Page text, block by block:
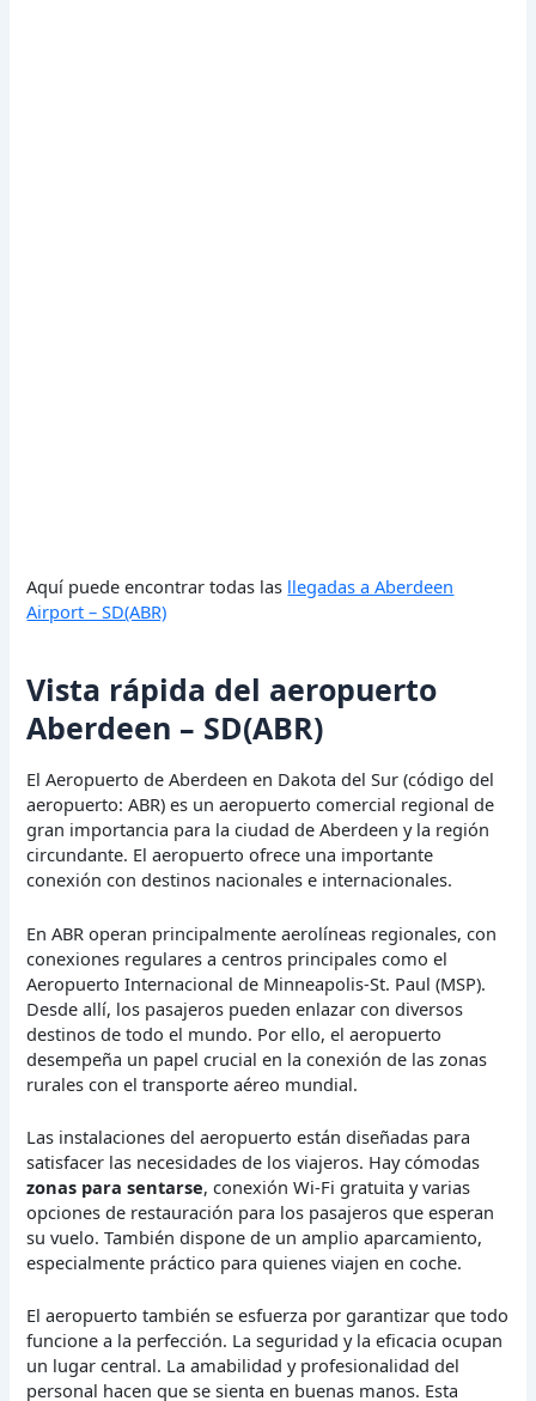
Aquí puede encontrar todas las llegadas a Aberdeen
Airport – SD(ABR)
Vista rápida del aeropuerto
Aberdeen – SD(ABR)
El Aeropuerto de Aberdeen en Dakota del Sur (código del
aeropuerto: ABR) es un aeropuerto comercial regional de
gran importancia para la ciudad de Aberdeen y la región
circundante. El aeropuerto ofrece una importante
conexión con destinos nacionales e internacionales.
En ABR operan principalmente aerolíneas regionales, con
conexiones regulares a centros principales como el
Aeropuerto Internacional de Minneapolis-St. Paul (MSP).
Desde allí, los pasajeros pueden enlazar con diversos
destinos de todo el mundo. Por ello, el aeropuerto
desempeña un papel crucial en la conexión de las zonas
rurales con el transporte aéreo mundial.
Las instalaciones del aeropuerto están diseñadas para
satisfacer las necesidades de los viajeros. Hay cómodas
zonas para sentarse, conexión Wi-Fi gratuita y varias
opciones de restauración para los pasajeros que esperan
su vuelo. También dispone de un amplio aparcamiento,
especialmente práctico para quienes viajen en coche.
El aeropuerto también se esfuerza por garantizar que todo
funcione a la perfección. La seguridad y la eficacia ocupan
un lugar central. La amabilidad y profesionalidad del
personal hacen que se sienta en buenas manos. Esta